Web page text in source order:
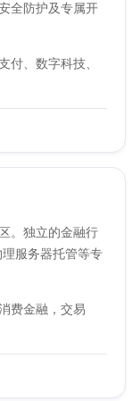
全防护及专属开
付、数字科技、
。独立的金融行
服务器托管等专
费金融，交易